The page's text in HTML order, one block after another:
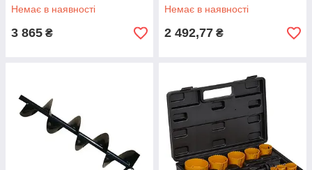
Немає в наявності
3 865 ₴
Немає в наявності
2 492,77 ₴